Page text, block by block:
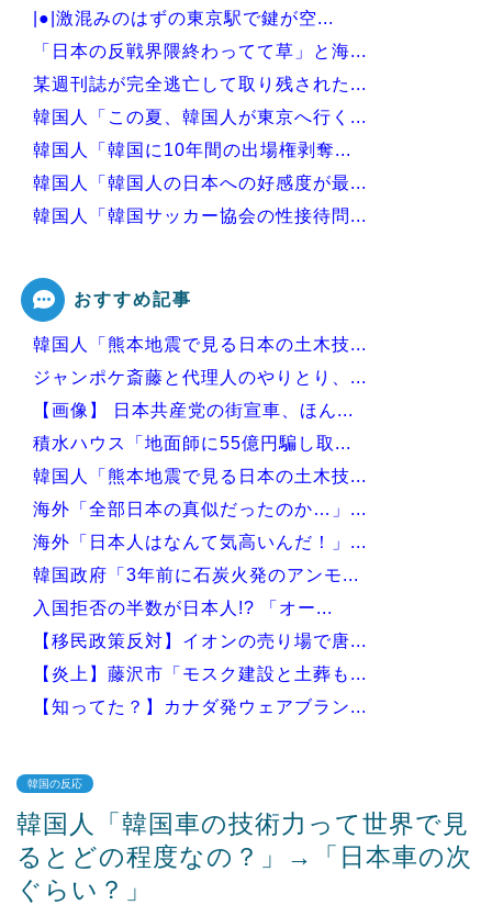
|●|激混みのはずの東京駅で鍵が空...
「日本の反戦界隈終わってて草」と海...
某週刊誌が完全逃亡して取り残された...
韓国人「この夏、韓国人が東京へ行く...
韓国人「韓国に10年間の出場権剥奪...
韓国人「韓国人の日本への好感度が最...
韓国人「韓国サッカー協会の性接待問...
Powered by livedoor 相互RSS
おすすめ記事
韓国人「熊本地震で見る日本の土木技...
ジャンポケ斎藤と代理人のやりとり、...
【画像】 日本共産党の街宣車、ほん...
積水ハウス「地面師に55億円騙し取...
韓国人「熊本地震で見る日本の土木技...
海外「全部日本の真似だったのか…」...
海外「日本人はなんて気高いんだ！」...
韓国政府「3年前に石炭火発のアンモ...
入国拒否の半数が日本人!? 「オー...
【移民政策反対】イオンの売り場で唐...
【炎上】藤沢市「モスク建設と土葬も...
【知ってた？】カナダ発ウェアブラン...
Powered by livedoor 相互RSS
韓国の反応
韓国人「韓国車の技術力って世界で見
るとどの程度なの？」→「日本車の次
ぐらい？」